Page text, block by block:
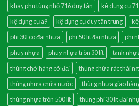
khay phụ tùng nhỏ 716 duy tân
kệ dụng cụ
kệ dụng cụ a9
kệ dụng cụ duy tân trung
phi 30l có đai nhựa
phi 50 lít đai nhựa
phi
phuy nhựa
phuy nhựa tròn 30 lít
tank
thùng chở hàng cỡ đại
thùng chứa rác thải
thùng nhựa chứa nước
thùng nhựa giao
thùng nhựa tròn 500 lít
thùng phi 30 lít đai